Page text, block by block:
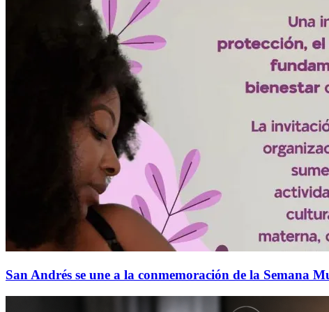
San Andrés se une a la conmemoración de la Semana